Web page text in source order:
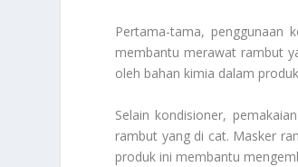
Pertama-tama, penggunaan
membantu merawat rambut
oleh bahan kimia dalam
Selain kondisioner,
rambut yang di cat. Masker
produk ini membantu